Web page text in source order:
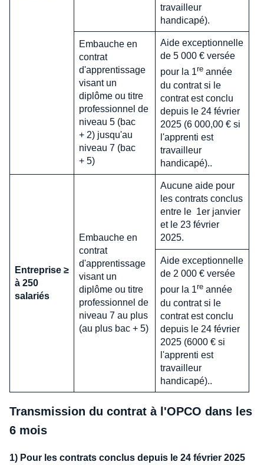
travailleur
handicapé).
Embauche en
contrat
d'apprentissage
visant un
diplôme ou titre
professionnel de
niveau 5 (bac
+ 2) jusqu'au
niveau 7 (bac
+ 5)
Aide exceptionnelle
de 5 000 € versée
pour la 1re année
du contrat si le
contrat est conclu
depuis le 24 février
2025 (6 000,00 € si
l'apprenti est
travailleur
handicapé)..
Entreprise ≥
à 250
salariés
Embauche en
contrat
d'apprentissage
visant un
diplôme ou titre
professionnel de
niveau 7 au plus
(au plus bac + 5)
Aucune aide pour
les contrats conclus
entre le 1er janvier
et le 23 février
2025.
Aide exceptionnelle
de 2 000 € versée
pour la 1re année
du contrat si le
contrat est conclu
depuis le 24 février
2025 (6000 € si
l'apprenti est
travailleur
handicapé)..
Transmission du contrat à l'OPCO dans les
6 mois
1) Pour les contrats conclus depuis le 24 février 2025